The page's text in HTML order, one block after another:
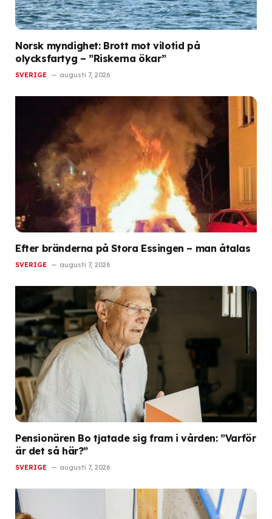
Norsk myndighet: Brott mot vilotid på
olycksfartyg – ”Riskerna ökar”
SVERIGE augusti 7, 2026
Efter bränderna på Stora Essingen – man åtalas
SVERIGE augusti 7, 2026
Pensionären Bo tjatade sig fram i vården: ”Varför
är det så här?”
SVERIGE augusti 7, 2026